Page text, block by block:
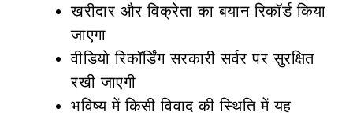
खरीदार और विक्रेता का बयान रिकॉर्ड किया
जाएगा
वीडियो रिकॉर्डिंग सरकारी सर्वर पर सुरक्षित
रखी जाएगी
भविष्य में किसी विवाद की स्थिति में यह